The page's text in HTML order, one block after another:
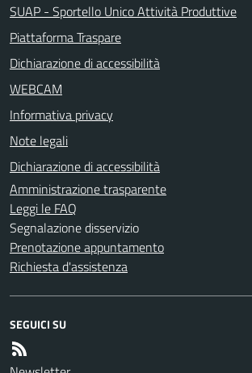
SUAP - Sportello Unico Attività Produttive
Piattaforma Traspare
Dichiarazione di accessibilità
WEBCAM
Informativa privacy
Note legali
Dichiarazione di accessibilità
Amministrazione trasparente
Leggi le FAQ
Segnalazione disservizio
Prenotazione appuntamento
Richiesta d'assistenza
SEGUICI SU